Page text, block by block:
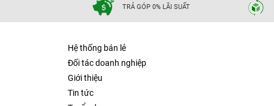
TRẢ GÓP 0% LÃI SUẤT
Hệ thống bán lẻ
Đối tác doanh nghiệp
Giới thiệu
Tin tức